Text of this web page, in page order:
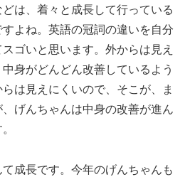
は、着々と成長して行っている
よね。英語の冠詞の違いを自分
ゴいと思います。外からは見え
身がどんどん改善しているよう
は見えにくいので、そこが、ま
げんちゃんは中身の改善が進ん
成長です。今年のげんちゃんも